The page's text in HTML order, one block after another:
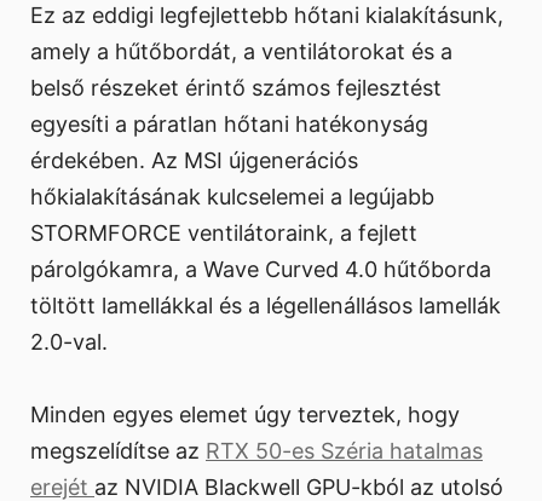
Ez az eddigi legfejlettebb hőtani kialakításunk,
amely a hűtőbordát, a ventilátorokat és a
belső részeket érintő számos fejlesztést
egyesíti a páratlan hőtani hatékonyság
érdekében. Az MSI újgenerációs
hőkialakításának kulcselemei a legújabb
STORMFORCE ventilátoraink, a fejlett
párolgókamra, a Wave Curved 4.0 hűtőborda
töltött lamellákkal és a légellenállásos lamellák
2.0-val.
Minden egyes elemet úgy terveztek, hogy
megszelídítse az RTX 50-es Széria hatalmas
erejét az NVIDIA Blackwell GPU-kból az utolsó